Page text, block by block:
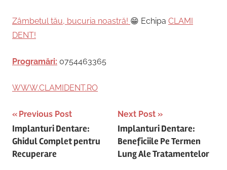
Zâmbetul tău, bucuria noastră! 😁 Echipa CLAMI
DENT!
Programări: 0754463365
WWW.CLAMIDENT.RO
Post
navigation
Previous Post
Implanturi Dentare:
Ghidul Complet pentru
Recuperare
Next Post
Implanturi Dentare:
Beneficiile Pe Termen
Lung Ale Tratamentelor